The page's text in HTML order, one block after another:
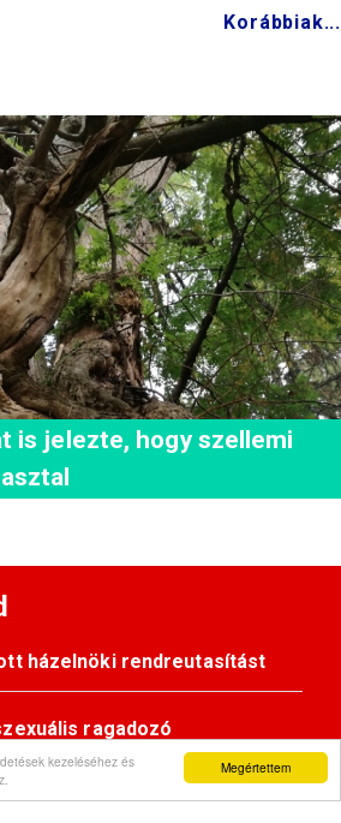
Megértettem
kezeléséhez és
Korábbiak...
is jelezte, hogy szellemi
házelnöki rendreutasítást
ragadozó